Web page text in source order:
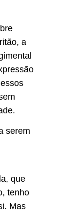
a
serem
que
tenho
Mas